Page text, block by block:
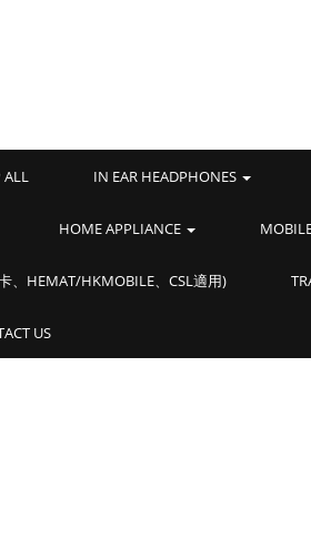
ALL IN EAR HEADPHONES
HOME APPLIANCE
、HEMAT/HKMOBILE、CSL適用)
US